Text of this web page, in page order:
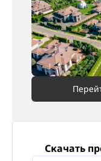
Скачать